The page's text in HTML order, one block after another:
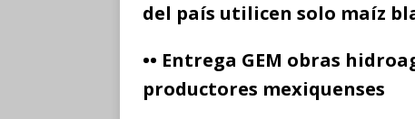
del país utilicen solo maíz
•• Entrega GEM obras
productores mexiquenses